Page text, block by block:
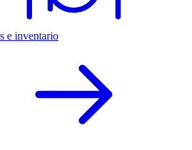
e inventario